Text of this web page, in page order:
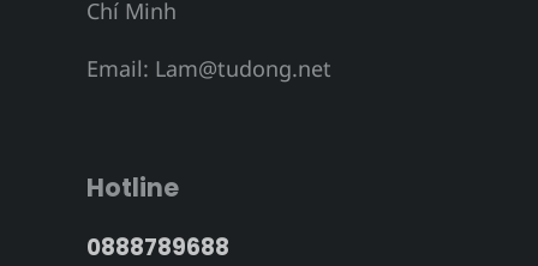
Chí Minh
Email: Lam@tudong.net
Hotline
0888789688